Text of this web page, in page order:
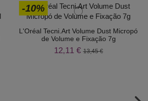
-10%
L'Oréal Tecni.Art Volume Dust Micropó
de Volume e Fixação 7g
12,11 €13,45 €